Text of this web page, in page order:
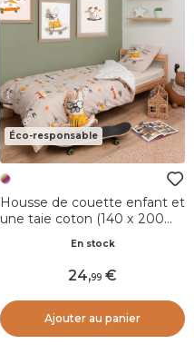
Éco-responsable
Housse de couette enfant et
une taie coton (140 x 200
En stock
24,99
Ajouter au panier